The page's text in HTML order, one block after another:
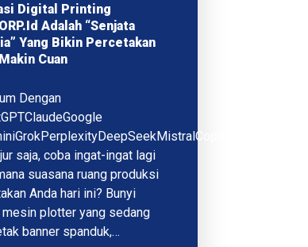
Digital Printing
Adalah “Senjata
Yang Bikin Percetakan
Cuan
Dengan
saja, coba ingat-ingat lagi
suasana ruang produksi
Anda hari ini? Bunyi
plotter yang sedang
banner spanduk,…